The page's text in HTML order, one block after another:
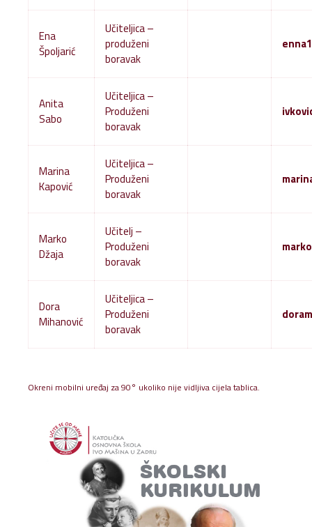
Ena
Špoljarić
Učiteljica –
produženi
boravak
Anita
Sabo
Učiteljica –
Produženi
boravak
Marina
Kapović
Učiteljica –
Produženi
boravak
Marko
Džaja
Učitelj –
Produženi
boravak
Dora
Mihanović
Učiteljica –
Produženi
boravak
Okreni mobilni uređaj za 90° ukoliko nije vidljiva cijela tablica.